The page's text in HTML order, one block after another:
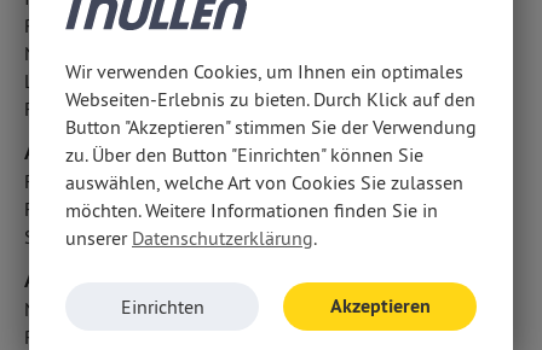
Reifendruckkontrolle
Notrufsystem
Lichtsensor
Fahrlichtautomatik
Airbags
Fahrer- /Beifahrerairbag
Fondairbags
Seitenairbag vorn
Audio & Kommunikation
Navigationssystem
Radio
Wir verwenden Cookies, um Ihnen ein optimales
Webseiten-Erlebnis zu bieten. Durch Klick auf den
Button "Akzeptieren" stimmen Sie der Verwendung
zu. Über den Button "Einrichten" können Sie
auswählen, welche Art von Cookies Sie zulassen
möchten. Weitere Informationen finden Sie in
unserer Datenschutzerklärung.
Einrichten Akzeptieren